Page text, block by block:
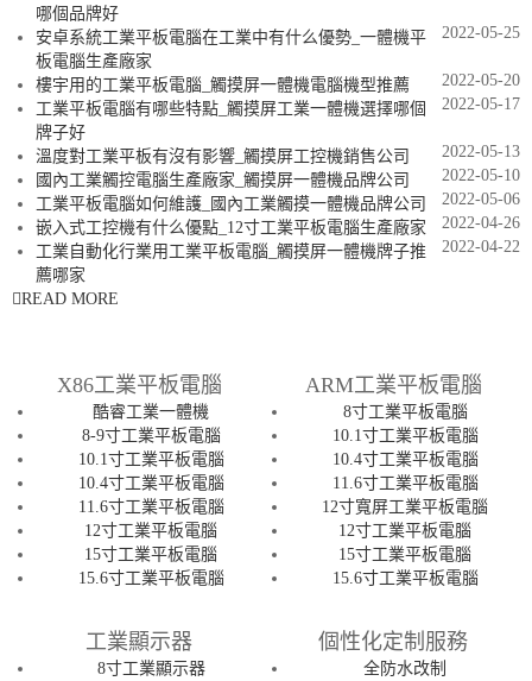
哪個品牌好
2022-05-25
安卓系統工業平板電腦在工業中有什么優勢_一體機平
板電腦生產廠家
2022-05-20
樓宇用的工業平板電腦_觸摸屏一體機電腦機型推薦
2022-05-17
工業平板電腦有哪些特點_觸摸屏工業一體機選擇哪個
牌子好
2022-05-13
溫度對工業平板有沒有影響_觸摸屏工控機銷售公司
2022-05-10
國內工業觸控電腦生產廠家_觸摸屏一體機品牌公司
2022-05-06
工業平板電腦如何維護_國內工業觸摸一體機品牌公司
2022-04-26
嵌入式工控機有什么優點_12寸工業平板電腦生產廠家
2022-04-22
工業自動化行業用工業平板電腦_觸摸屏一體機牌子推
薦哪家
READ MORE
X86工業平板電腦
酷睿工業一體機
8-9寸工業平板電腦
10.1寸工業平板電腦
10.4寸工業平板電腦
11.6寸工業平板電腦
12寸工業平板電腦
15寸工業平板電腦
15.6寸工業平板電腦
ARM工業平板電腦
8寸工業平板電腦
10.1寸工業平板電腦
10.4寸工業平板電腦
11.6寸工業平板電腦
12寸寬屏工業平板電腦
12寸工業平板電腦
15寸工業平板電腦
15.6寸工業平板電腦
工業顯示器
8寸工業顯示器
個性化定制服務
全防水改制